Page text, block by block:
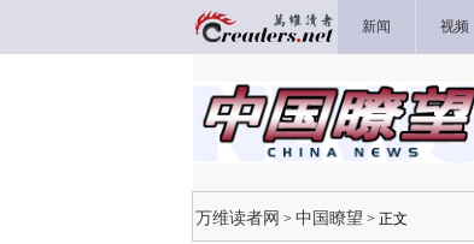
新闻 视频
万维读者网 > 中国瞭望 > 正文